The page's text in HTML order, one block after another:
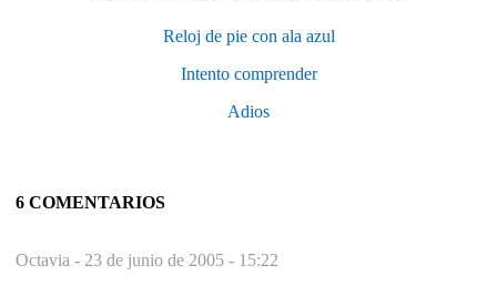
Reloj de pie con ala azul
Intento comprender
Adios
6 COMENTARIOS
Octavia - 23 de junio de 2005 - 15:22